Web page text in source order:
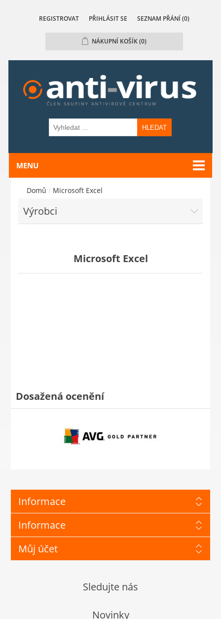
REGISTROVAT PŘIHLÁSIT SE SEZNAM PŘÁNÍ (0)
NÁKUPNÍ KOŠÍK(0)
HLEDAT
MENU
Domů / Microsoft Excel
Výrobci
Microsoft Excel
Dosažená ocenění
Informace
Informace
Můj účet
Sledujte nás
Novinky